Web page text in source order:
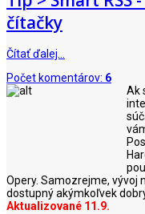
čítačky
Čítať ďalej…
Počet komentárov: 6
Ak
Opery. Samozrejme, vývoj
dostupný akýmkoľvek
Aktualizované 11.9.